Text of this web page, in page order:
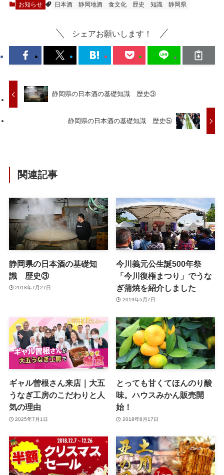
お知らせ 日本酒 静岡地酒 食文化 歴史 知識 静岡県
シェアお願いします！
静岡県の日本酒の基礎知識 歴史③
静岡県の日本酒の基礎知識 歴史⑤
関連記事
静岡県の日本酒の基礎知
識 歴史③
2018年7月27日
今川義元公生誕500年祭
「今川復権まつり」でうな
ぎ蒲焼を紹介しました
2019年5月7日
ギャル曽根さん来店｜大五
うなぎ工房のこだわりと人
気の理由
2025年7月1日
とっても甘くてほんのり酸
味。ハウスみかん販売開
始！
2018年8月17日